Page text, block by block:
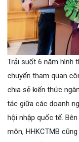
Trải suốt 6 năm hình
chuyến tham quan
chia sẻ kiến thức
tác giữa các doanh
hội nhập quốc tế.
môn, HHKCTMB